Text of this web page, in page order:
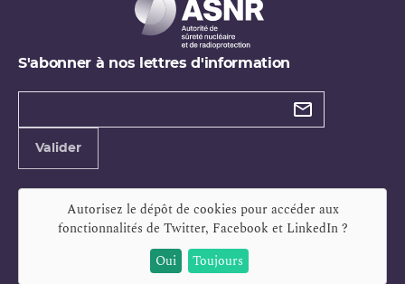
S'abonner à nos lettres d'information
Types de
Valider
Autorisez le dépôt de cookies pour accéder aux
fonctionnalités de Twitter, Facebook et LinkedIn?
Oui
Toujours